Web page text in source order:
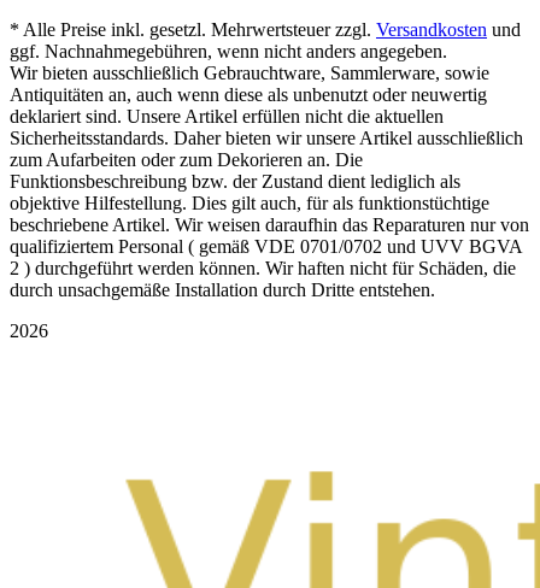
* Alle Preise inkl. gesetzl. Mehrwertsteuer zzgl. Versandkosten und
ggf. Nachnahmegebühren, wenn nicht anders angegeben.
Wir bieten ausschließlich Gebrauchtware, Sammlerware, sowie
Antiquitäten an, auch wenn diese als unbenutzt oder neuwertig
deklariert sind. Unsere Artikel erfüllen nicht die aktuellen
Sicherheitsstandards. Daher bieten wir unsere Artikel ausschließlich
zum Aufarbeiten oder zum Dekorieren an. Die
Funktionsbeschreibung bzw. der Zustand dient lediglich als
objektive Hilfestellung. Dies gilt auch, für als funktionstüchtige
beschriebene Artikel. Wir weisen daraufhin das Reparaturen nur von
qualifiziertem Personal ( gemäß VDE 0701/0702 und UVV BGVA
2 ) durchgeführt werden können. Wir haften nicht für Schäden, die
durch unsachgemäße Installation durch Dritte entstehen.
2026